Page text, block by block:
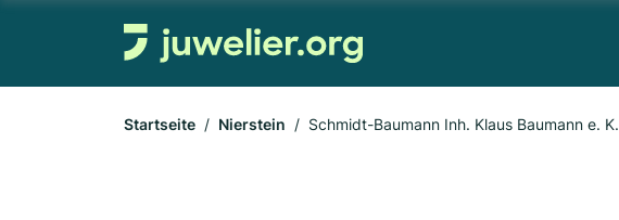
Startseite Nierstein Schmidt-Baumann Inh. Klaus Baumann e. K.